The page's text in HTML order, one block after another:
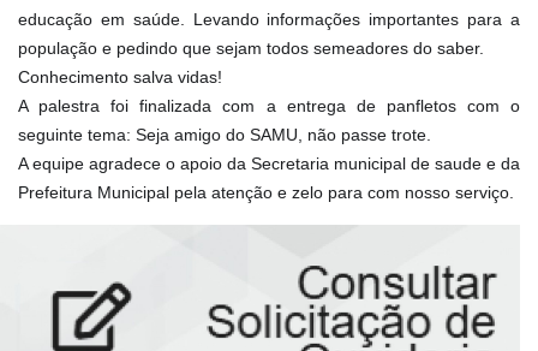
educação em saúde. Levando informações importantes para a
população e pedindo que sejam todos semeadores do saber.
Conhecimento salva vidas!
A palestra foi finalizada com a entrega de panfletos com o
seguinte tema: Seja amigo do SAMU, não passe trote.
A equipe agradece o apoio da Secretaria municipal de saude e da
Prefeitura Municipal pela atenção e zelo para com nosso serviço.